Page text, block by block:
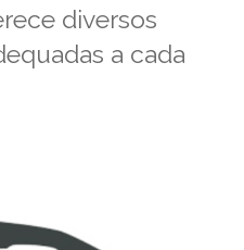
diversos
a cada